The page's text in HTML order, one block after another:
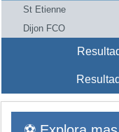
St Etienne
Dijon FCO